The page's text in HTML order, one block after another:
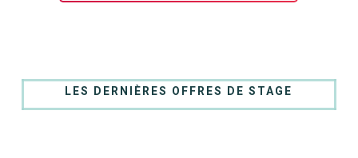
LES DERNIÈRES OFFRES DE STAGE